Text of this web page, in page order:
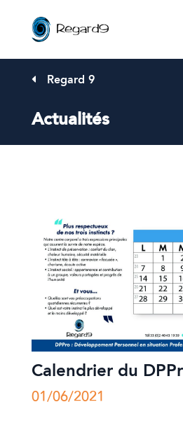
Regard 9
Actualités
Calendrier du
01/06/2021